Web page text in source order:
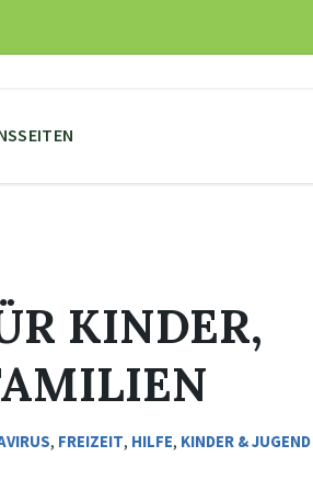
KINDER,
, FREIZEIT, HILFE, KINDER & JUGEND